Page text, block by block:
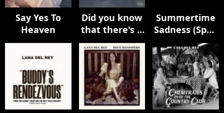
Say Yes To
Heaven
Did you know
that there's a
tunnel under
Ocean Blvd
Summertime
Sadness (Sped